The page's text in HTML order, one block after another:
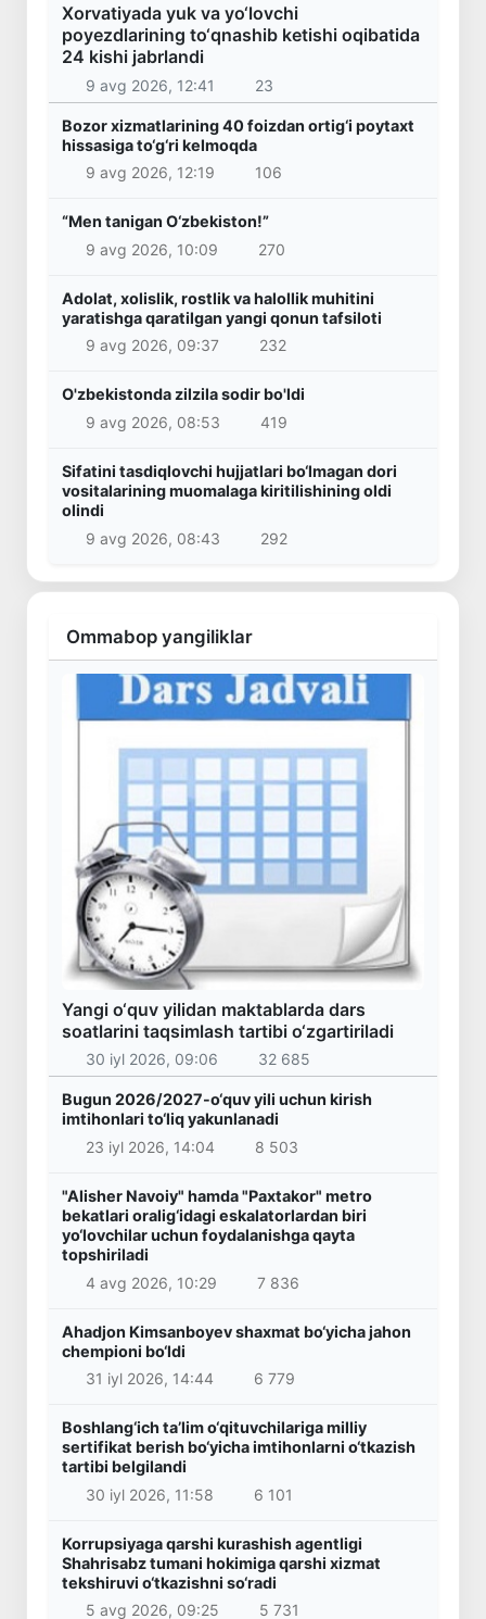
Xorvatiyada yuk va yo‘lovchi
poyezdlarining to‘qnashib ketishi oqibatida
24 kishi jabrlandi
9 avg 2026, 12:41 23
Bozor xizmatlarining 40 foizdan ortig‘i poytaxt
hissasiga to‘g‘ri kelmoqda
9 avg 2026, 12:19
106
“Men tanigan O‘zbekiston!”
9 avg 2026, 10:09
270
Adolat, xolislik, rostlik va halollik muhitini
yaratishga qaratilgan yangi qonun tafsiloti
9 avg 2026, 09:37
232
O'zbekistonda zilzila sodir bo'ldi
9 avg 2026, 08:53
419
Sifatini tasdiqlovchi hujjatlari bo‘lmagan dori
vositalarining muomalaga kiritilishining oldi
olindi
9 avg 2026, 08:43
292
Ommabop yangiliklar
Yangi o‘quv yilidan maktablarda dars
soatlarini taqsimlash tartibi o‘zgartiriladi
30 iyl 2026, 09:06 32 685
Bugun 2026/2027-o‘quv yili uchun kirish
imtihonlari to‘liq yakunlanadi
23 iyl 2026, 14:04
8 503
"Alisher Navoiy" hamda "Paxtakor" metro
bekatlari oralig‘idagi eskalatorlardan biri
yo‘lovchilar uchun foydalanishga qayta
topshiriladi
4 avg 2026, 10:29
7 836
Ahadjon Kimsanboyev shaxmat bo‘yicha jahon
chempioni bo‘ldi
31 iyl 2026, 14:44
6 779
Boshlang‘ich ta’lim o‘qituvchilariga milliy
sertifikat berish bo‘yicha imtihonlarni o‘tkazish
tartibi belgilandi
30 iyl 2026, 11:58
6 101
Korrupsiyaga qarshi kurashish agentligi
Shahrisabz tumani hokimiga qarshi xizmat
tekshiruvi o‘tkazishni so‘radi
5 avg 2026, 09:25
5 731